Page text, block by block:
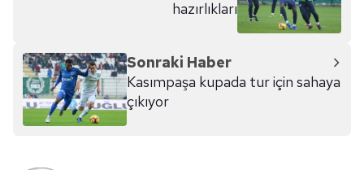
6698 sayılı Kişisel Verilerin Korunması Kanunu uyarınca
ilgili mevzuata uygun olarak kullanılan çerezlerle ilgili bilgi
almak için lütfentıklayınız.
hazırlıkları
Sonraki Haber
Kasımpaşa kupada tur için sahaya
çıkıyor